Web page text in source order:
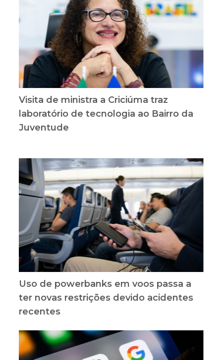
Visita de ministra a Criciúma traz
laboratório de tecnologia ao Bairro da
Juventude
Uso de powerbanks em voos passa a
ter novas restrições devido acidentes
recentes